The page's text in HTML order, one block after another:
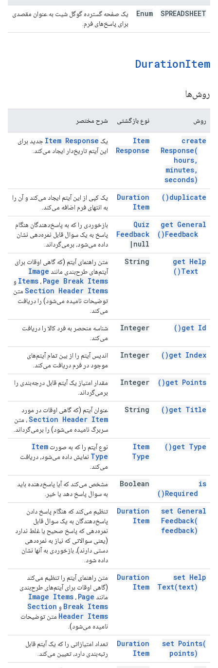
SPREADSHEET
Enum
یک صفحه گسترده گوگل شیت به عنوان مقصدی
برای پاسخ‌های فرم.
DurationItem
روش‌ها
روش نوع بازگشتی شرح مختصر
create
Response(
hours,
minutes,
seconds)
Item
Response
یک Item Response جدید برای
این آیتم تاریخ‌دار ایجاد می‌کند.
duplicate(
)
Duration
Item
یک کپی از این آیتم ایجاد می‌کند و آن را
به انتهای فرم اضافه می‌کند.
get General
Feedback(
)
Quiz
Feedback
| null
بازخوردی را که به پاسخ‌دهندگان هنگام
پاسخ به یک سوال قابل نمره‌دهی نشان
داده می‌شود، برمی‌گرداند.
get Help
Text(
)
String
متن راهنمای آیتم (که گاهی اوقات برای
آیتم‌های طرح‌بندی مانند Image
Items ، Page Break Items و
Section Header Items متن
توضیحات نامیده می‌شود) را دریافت
می‌کند.
get Id(
)
Integer
شناسه منحصر به فرد کالا را دریافت
می‌کند.
get Index(
)
Integer
اندیس آیتم را از بین تمام آیتم‌های
موجود در فرم دریافت می‌کند.
get Points(
)
Integer
مقدار امتیاز یک آیتم قابل درجه‌بندی را
برمی‌گرداند.
get Title(
)
String عنوان آیتم (که گاهی اوقات در مورد
Section Header Item، متن
سربرگ نامیده می‌شود) را برمی‌گرداند.
get Type(
)
Item
Type
نوع آیتم را که به صورت Item
Type نمایش داده می‌شود، دریافت
می‌کند.
is
Required(
)
Boolean
مشخص می‌کند که آیا پاسخ‌دهنده باید
به سوال پاسخ دهد یا خیر.
set General
Feedback(
feedback)
Duration
Item
تنظیم می‌کند که هنگام پاسخ دادن
پاسخ‌دهندگان به یک سوال قابل
نمره‌دهی که پاسخ صحیح یا غلط ندارد
(یعنی سوالاتی که نیاز به نمره‌دهی
دستی دارند)، بازخوردی به آنها نشان
داده شود.
set Help
Text(text)
Duration
Item
متن راهنمای آیتم را تنظیم می‌کند
(گاهی اوقات برای آیتم‌های طرح‌بندی
مانند
Image Items ، Page
Break Items و Section
Header Items متن توضیحات
نامیده می‌شود).
set Points(
points)
Duration
Item
تعداد امتیازاتی را که یک آیتم قابل
رتبه‌بندی دارد، تعیین می‌کند.